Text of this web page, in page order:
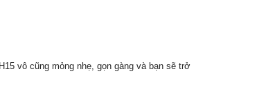
vô cũng mỏng nhẹ, gọn gàng và bạn sẽ trở